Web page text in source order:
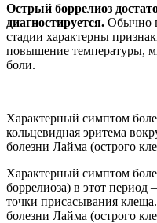
Острый боррелиоз
диагностируется. Обычно
стадии характерны
повышение температуры,
боли.
Характерный симптом
кольцевидная эритема
болезни Лайма (острого
Характерный симптом
боррелиоза) в этот период
точки присасывания
болезни Лайма (острого